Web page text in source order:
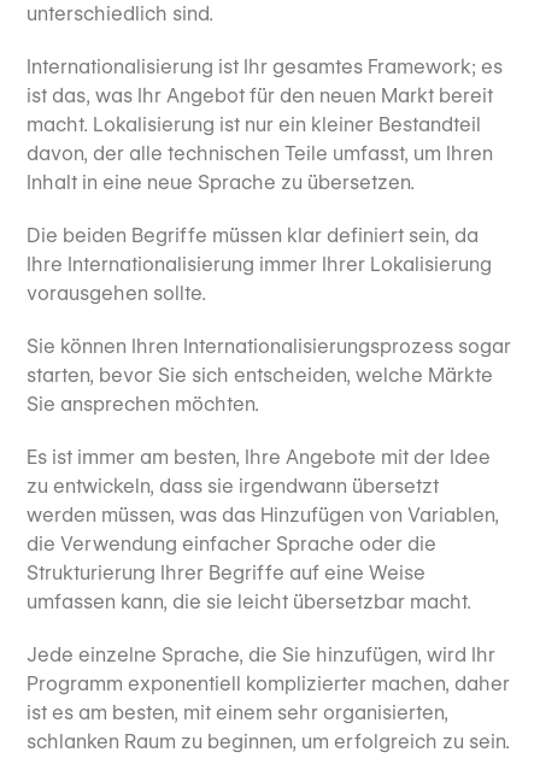
unterschiedlich sind.
Internationalisierung ist Ihr gesamtes Framework; es
ist das, was Ihr Angebot für den neuen Markt bereit
macht. Lokalisierung ist nur ein kleiner Bestandteil
davon, der alle technischen Teile umfasst, um Ihren
Inhalt in eine neue Sprache zu übersetzen.
Die beiden Begriffe müssen klar definiert sein, da
Ihre Internationalisierung immer Ihrer Lokalisierung
vorausgehen sollte.
Sie können Ihren Internationalisierungsprozess sogar
starten, bevor Sie sich entscheiden, welche Märkte
Sie ansprechen möchten.
Es ist immer am besten, Ihre Angebote mit der Idee
zu entwickeln, dass sie irgendwann übersetzt
werden müssen, was das Hinzufügen von Variablen,
die Verwendung einfacher Sprache oder die
Strukturierung Ihrer Begriffe auf eine Weise
umfassen kann, die sie leicht übersetzbar macht.
Jede einzelne Sprache, die Sie hinzufügen, wird Ihr
Programm exponentiell komplizierter machen, daher
ist es am besten, mit einem sehr organisierten,
schlanken Raum zu beginnen, um erfolgreich zu sein.